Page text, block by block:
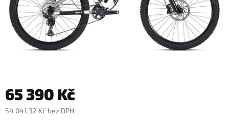
65 390 Kč
54 041,32 Kč bez DPH